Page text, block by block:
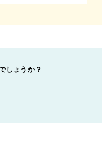
しょうか？